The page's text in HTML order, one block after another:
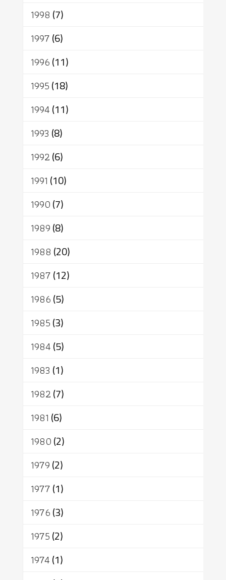
1998 (7)
1997(6)
1996(11)
1995(18)
1994(11)
1993 (8)
1992(6)
1991 (10)
1990(7)
1989(8)
1988 (20)
1987(12)
1986(5)
1985(3)
1984(5)
1983 (1)
1982(7)
1981 (6)
1980(2)
1979(2)
1977(1)
1976(3)
1975(2)
1974(1)